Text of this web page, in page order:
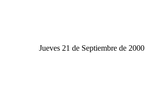
Jueves 21 de Septiembre de 2000